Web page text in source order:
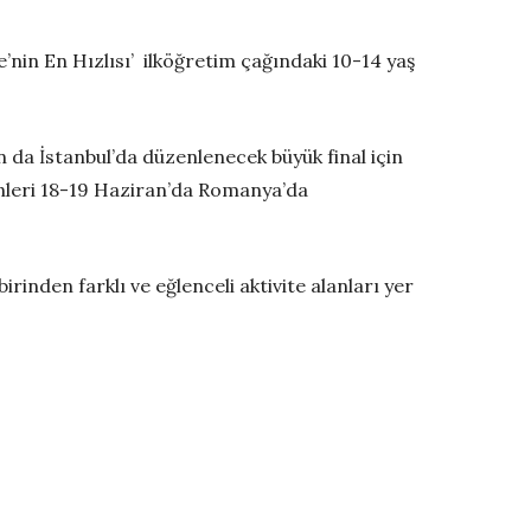
En Hızlısı’ ilköğretim çağındaki 10-14 yaş
İstanbul’da düzenlenecek büyük final için
18-19 Haziran’da Romanya’da
farklı ve eğlenceli aktivite alanları yer